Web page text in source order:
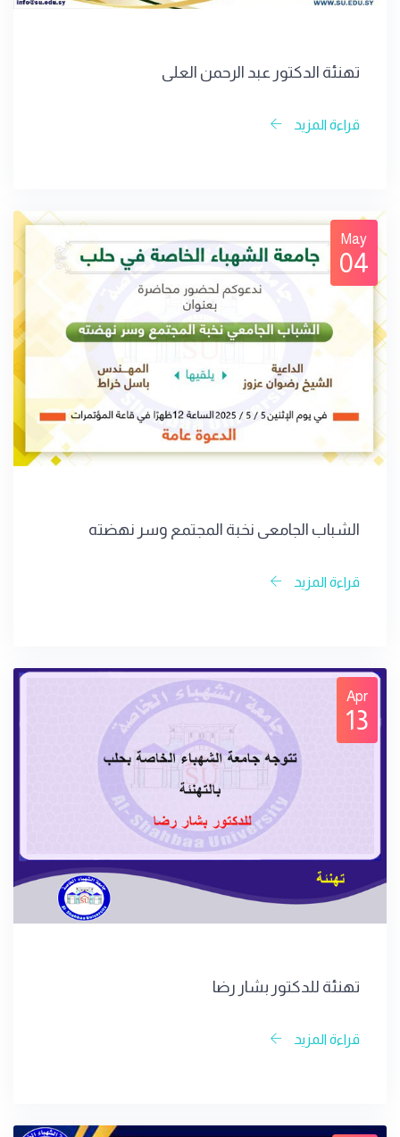
تهنئة الدكتور عبد الرحمن العلي
قراءة المزيد
May
04
الشباب الجامعي نخبة المجتمع وسر نهضته
قراءة المزيد
Apr
13
تهنئة للدكتور بشار رضا
قراءة المزيد